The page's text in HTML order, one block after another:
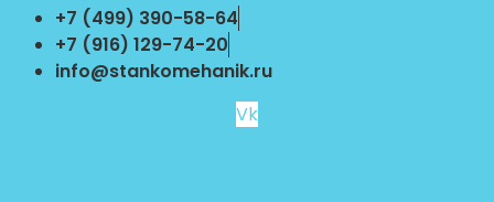
Перейти
содержимому
+7 (499) 390-58-64
+7 (916) 129-74-20
info@stankomehanik.ru
Vk